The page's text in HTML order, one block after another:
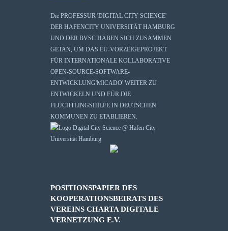
Die PROFESSUR 'DIGITAL CITY SCIENCE'
DER HAFENCITY UNIVERSITÄT HAMBURG
UND DER BVSC HABEN SICH ZUSAMMEN
GETAN, UM DAS EU-VORZEIGEPROJEKT
FÜR INTERNATIONALE KOLLABORATIVE
OPEN-SOURCE-SOFTWARE-
ENTWICKLUNG'MICADO' WEITER ZU
ENTWICKELN UND FÜR DIE
FLÜCHTLINGSHILFE IN DEUTSCHEN
KOMMUNEN ZU ETABLIEREN.
POSITIONSPAPIER DES
KOOPERATIONSBEIRATS DES
VEREINS CHARTA DIGITALE
VERNETZUNG E.V.